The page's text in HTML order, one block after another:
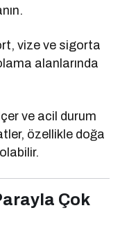
vize ve sigorta
alanlarında
ve acil durum
özellikle doğa
Çok